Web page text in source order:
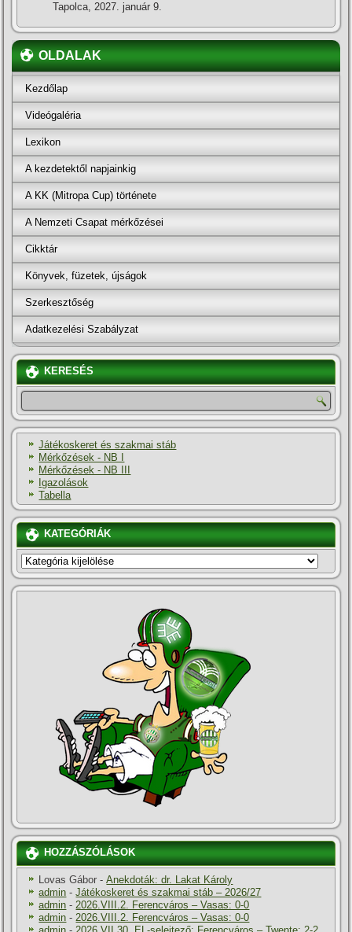
Tapolca, 2027. január 9.
OLDALAK
Kezdőlap
Videógaléria
Lexikon
A kezdetektől napjainkig
A KK (Mitropa Cup) története
A Nemzeti Csapat mérkőzései
Cikktár
Könyvek, füzetek, újságok
Szerkesztőség
Adatkezelési Szabályzat
KERESÉS
Játékoskeret és szakmai stáb
Mérkőzések - NB I
Mérkőzések - NB III
Igazolások
Tabella
KATEGÓRIÁK
KATEGÓRIÁK
HOZZÁSZÓLÁSOK
Lovas Gábor -Anekdoták: dr. Lakat Károly
admin -Játékoskeret és szakmai stáb – 2026/27
admin -2026.VIII.2. Ferencváros – Vasas: 0-0
admin -2026.VIII.2. Ferencváros – Vasas: 0-0